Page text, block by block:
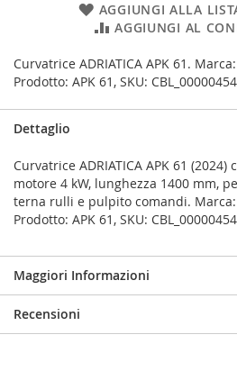
AGGIUNGI ALLA
AGGIUNGI AL
Curvatrice ADRIATICA APK 61.
Prodotto: APK 61, SKU:
Dettaglio
Curvatrice ADRIATICA APK 61
motore 4 kW, lunghezza 1400 mm,
terna rulli e pulpito comandi. Marca:
Prodotto: APK 61, SKU:
Maggiori Informazioni
Recensioni